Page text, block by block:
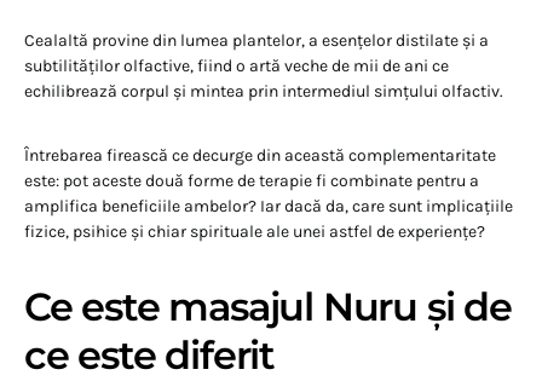
Cealaltă provine din lumea plantelor, a esențelor distilate și a
subtilităților olfactive, fiind o artă veche de mii de ani ce
echilibrează corpul și mintea prin intermediul simțului olfactiv.
Întrebarea firească ce decurge din această complementaritate
este: pot aceste două forme de terapie fi combinate pentru a
amplifica beneficiile ambelor? Iar dacă da, care sunt implicațiile
fizice, psihice și chiar spirituale ale unei astfel de experiențe?
Ce este masajul Nuru și de
ce este diferit